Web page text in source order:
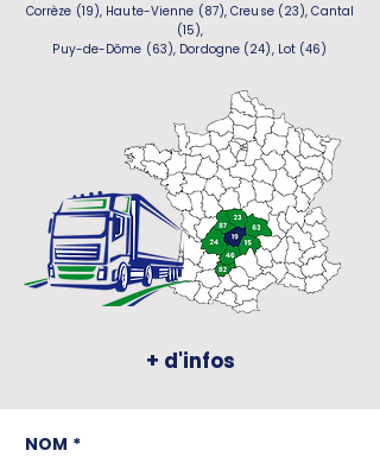
Corrèze (19), Haute-Vienne (87), Creuse (23), Cantal
(15),
Puy-de-Dôme (63), Dordogne (24), Lot (46)
+ d'infos
NOM *